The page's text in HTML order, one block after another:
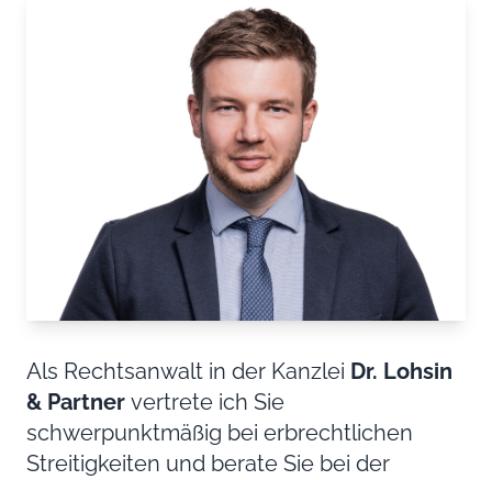
Als Rechtsanwalt in der Kanzlei Dr. Lohsin
& Partner vertrete ich Sie
schwerpunktmäßig bei erbrechtlichen
Streitigkeiten und berate Sie bei der